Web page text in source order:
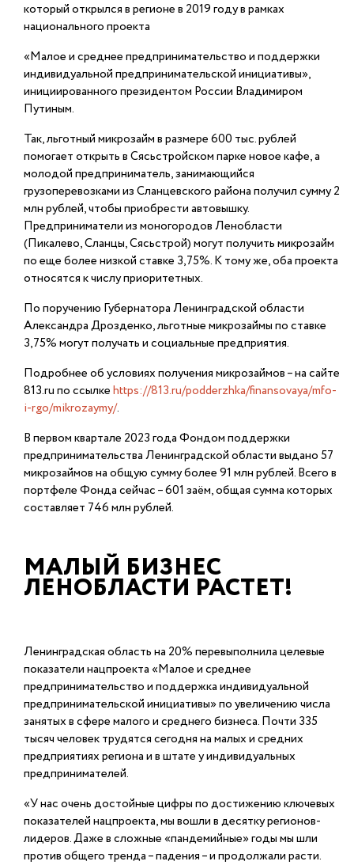
который открылся в регионе в 2019 году в рамках
национального проекта
«Малое и среднее предпринимательство и поддержки
индивидуальной предпринимательской инициативы»,
инициированного президентом России Владимиром
Путиным.
Так, льготный микрозайм в размере 600 тыс. рублей
помогает открыть в Сясьстройском парке новое кафе, а
молодой предприниматель, занимающийся
грузоперевозками из Сланцевского района получил сумму 2
млн рублей, чтобы приобрести автовышку.
Предприниматели из моногородов Ленобласти
(Пикалево, Сланцы, Сясьстрой) могут получить микрозайм
по еще более низкой ставке 3,75%. К тому же, оба проекта
относятся к числу приоритетных.
По поручению Губернатора Ленинградской области
Александра Дрозденко, льготные микрозаймы по ставке
3,75% могут получать и социальные предприятия.
Подробнее об условиях получения микрозаймов – на сайте
813.ru по ссылкеhttps://813.ru/podderzhka/finansovaya/mfo-
i-rgo/mikrozaymy/.
В первом квартале 2023 года Фондом поддержки
предпринимательства Ленинградской области выдано 57
микрозаймов на общую сумму более 91 млн рублей. Всего в
портфеле Фонда сейчас – 601 заём, общая сумма которых
составляет 746 млн рублей.
МАЛЫЙ БИЗНЕС
ЛЕНОБЛАСТИ РАСТЕТ!
Ленинградская область на 20% перевыполнила целевые
показатели нацпроекта «Малое и среднее
предпринимательство и поддержка индивидуальной
предпринимательской инициативы» по увеличению числа
занятых в сфере малого и среднего бизнеса. Почти 335
тысяч человек трудятся сегодня на малых и средних
предприятиях региона и в штате у индивидуальных
предпринимателей.
«У нас очень достойные цифры по достижению ключевых
показателей нацпроекта, мы вошли в десятку регионов-
лидеров. Даже в сложные «пандемийные» годы мы шли
против общего тренда – падения – и продолжали расти.